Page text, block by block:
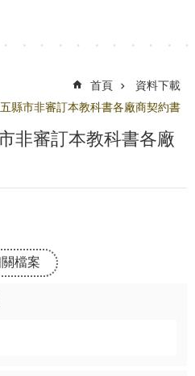
首頁
資料下載
縣市非審訂本教科書各廠商契約書
非審訂本教科書各廠
檔案